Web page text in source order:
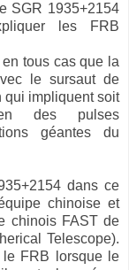
SGR 1935+2154
les FRB
tous cas que la
le sursaut de
qui impliquent soit
des pulses
géantes du
dans ce
chinoise et
chinois FAST de
Telescope).
le FRB lorsque le